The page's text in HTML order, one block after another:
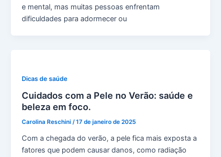
e mental, mas muitas pessoas enfrentam
dificuldades para adormecer ou
Dicas de saúde
Cuidados com a Pele no Verão: saúde e
beleza em foco.
Carolina Reschini/17 de janeiro de 2025
Com a chegada do verão, a pele fica mais exposta a
fatores que podem causar danos, como radiação